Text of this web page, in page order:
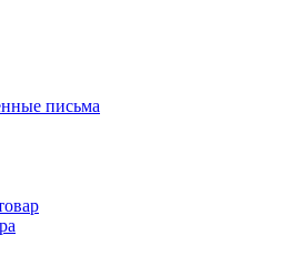
письма